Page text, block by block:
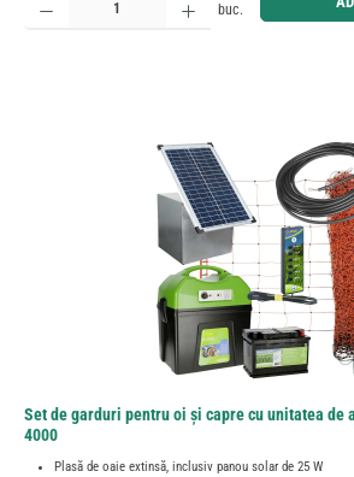
buc.
Set de garduri pentru oi și capre cu unitatea de
4000
Plasă de oaie extinsă, inclusiv panou solar de 25 W